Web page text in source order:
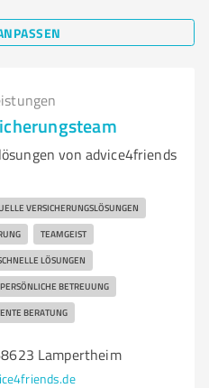
von advice4friends
VERSICHERUNGSLÖSUNGEN
TEAMGEIST
LÖSUNGEN
PERSÖNLICHE BETREUUNG
BERATUNG
Lampertheim